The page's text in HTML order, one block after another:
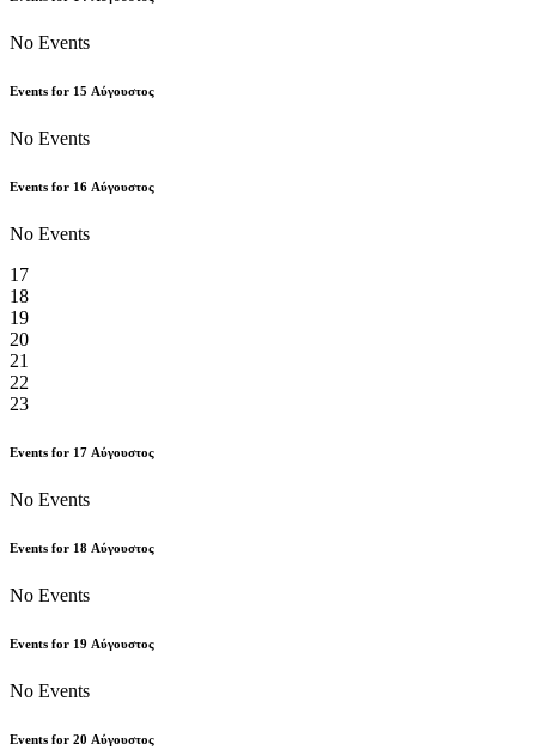
No Events
Events for 15 Αύγουστος
No Events
Events for 16 Αύγουστος
No Events
17
18
19
20
21
22
23
Events for 17 Αύγουστος
No Events
Events for 18 Αύγουστος
No Events
Events for 19 Αύγουστος
No Events
Events for 20 Αύγουστος